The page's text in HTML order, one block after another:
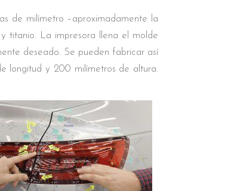
de milímetro –aproximadamente la
titanio. La impresora llena el molde
deseado. Se pueden fabricar así
longitud y 200 milímetros de altura.